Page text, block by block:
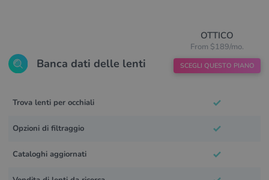
Banca dati delle lenti
OTTICO
From $189/mo.
SCEGLI QUESTO PIANO
Trova lenti per occhiali
Opzioni di filtraggio
Cataloghi aggiornati